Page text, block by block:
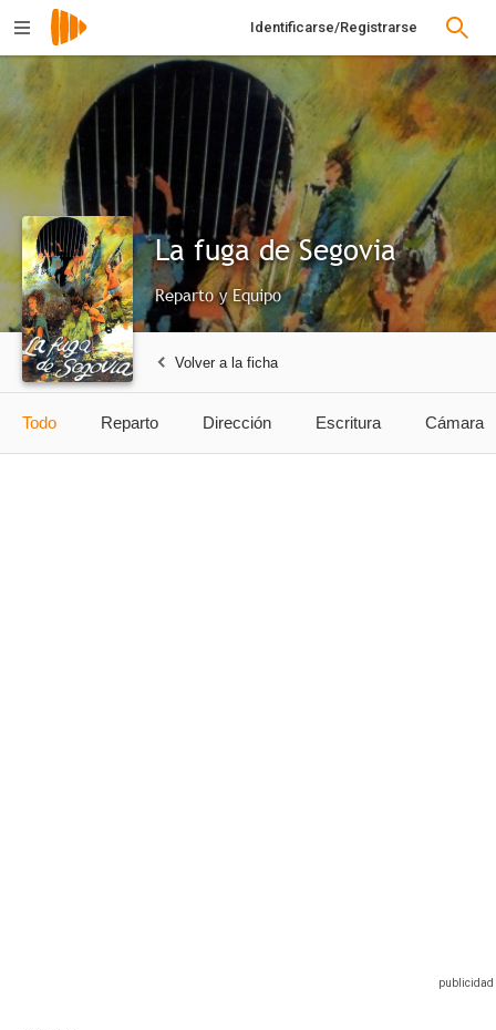
Identificarse/Registrarse
La fuga de Segovia
Reparto y Equipo
Volver a la ficha
Todo Reparto Dirección Escritura Cámara